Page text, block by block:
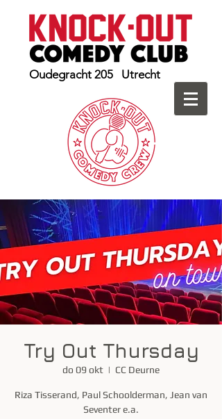
Oudegracht 205 Utrecht
Try Out Thursday
do 09 okt
  |
CC Deurne
Riza Tisserand, Paul Schoolderman, Jean van
Seventer e.a.